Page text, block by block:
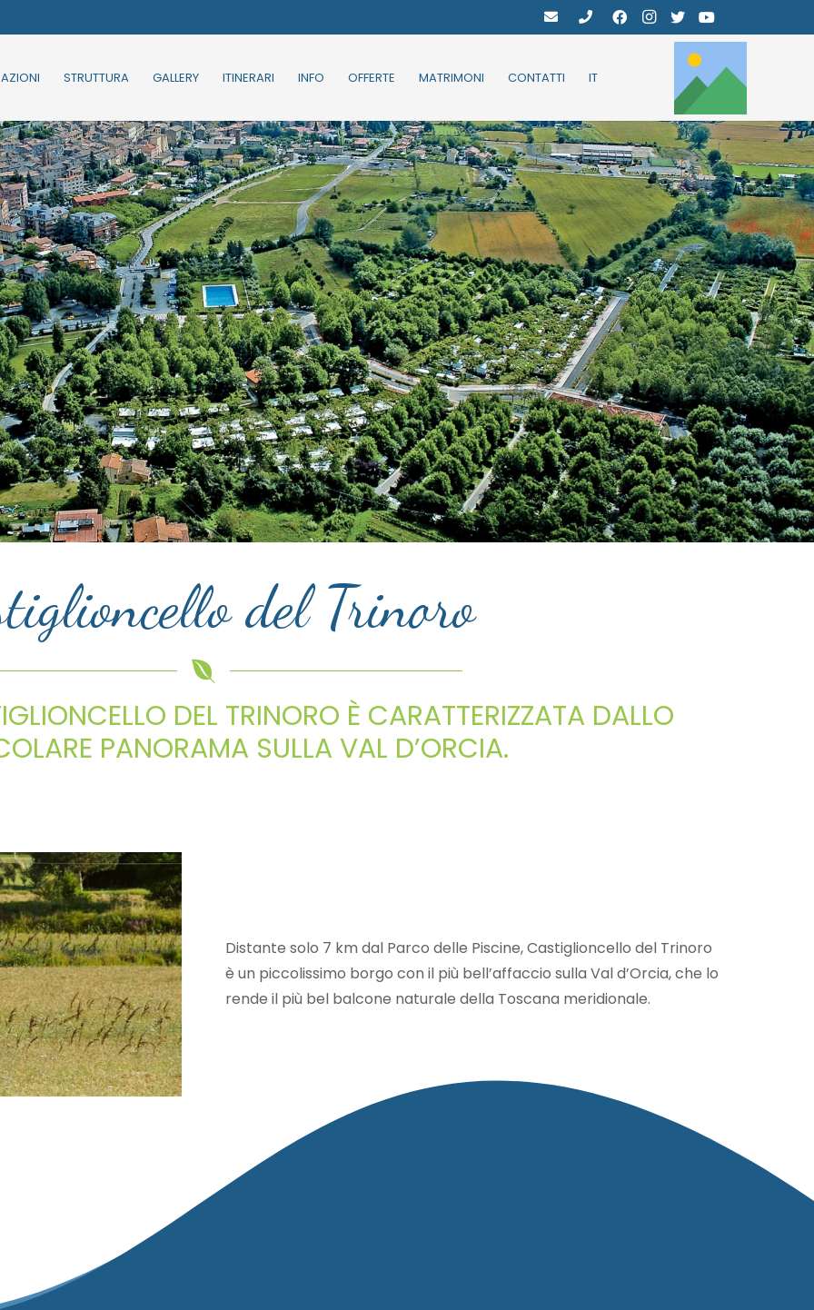
STRUTTURA GALLERY ITINERARI INFO OFFERTE MATRIMONI CONTATTI IT
del Trinoro
DEL TRINORO È CARATTERIZZATA DALLO
PANORAMA SULLA VAL D’ORCIA.
Distante solo 7 km dal Parco delle Piscine, Castiglioncello del Trinoro
è un piccolissimo borgo con il più bell’affaccio sulla Val d’Orcia, che lo
rende il più bel balcone naturale della Toscana meridionale.